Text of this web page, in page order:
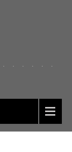
. . . . . . .